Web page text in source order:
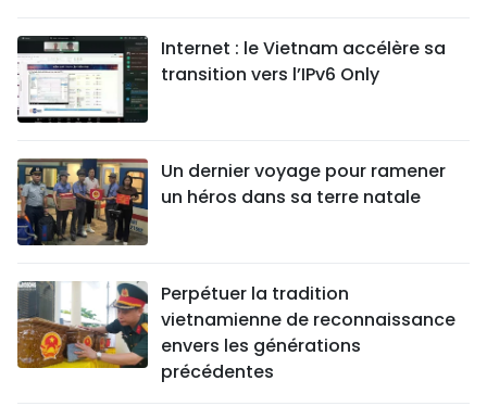
Internet : le Vietnam accélère sa
transition vers l’IPv6 Only
Un dernier voyage pour ramener
un héros dans sa terre natale
Perpétuer la tradition
vietnamienne de reconnaissance
envers les générations
précédentes